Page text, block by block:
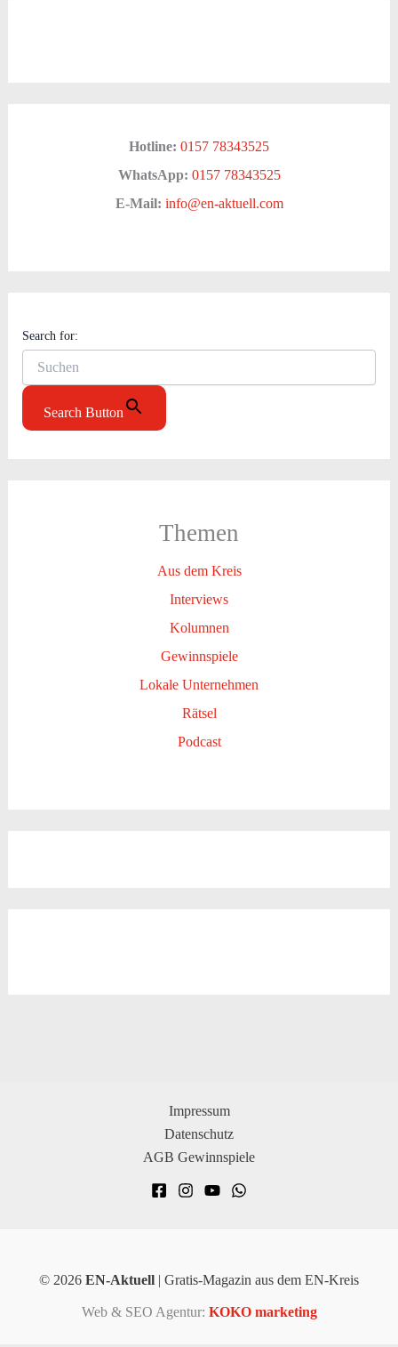
Hotline: 0157 78343525
WhatsApp: 0157 78343525
E-Mail: info@en-aktuell.com
Search for:
Search Button
Themen
Aus dem Kreis
Interviews
Kolumnen
Gewinnspiele
Lokale Unternehmen
Rätsel
Podcast
Impressum
Datenschutz
AGB Gewinnspiele
© 2026 EN-Aktuell | Gratis-Magazin aus dem EN-Kreis
Web & SEO Agentur: KOKO marketing